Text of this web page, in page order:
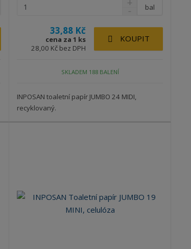
33,88 Kč
cena za 1 ks
28,00 Kč bez DPH
bal
KOUPIT
SKLADEM 188 BALENÍ
INPOSAN toaletní papír JUMBO 24 MIDI,
recyklovaný.